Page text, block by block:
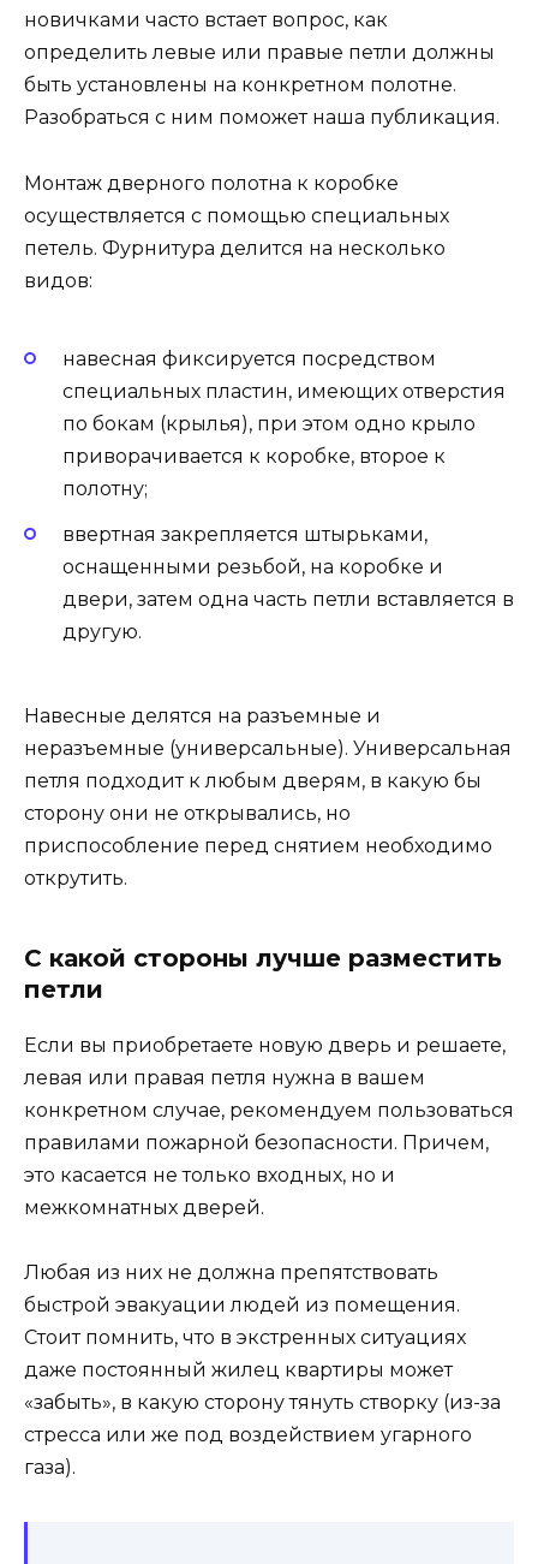
новичками часто встает вопрос, как
определить левые или правые петли должны
быть установлены на конкретном полотне.
Разобраться с ним поможет наша публикация.
Монтаж дверного полотна к коробке
осуществляется с помощью специальных
петель. Фурнитура делится на несколько
видов:
навесная фиксируется посредством
специальных пластин, имеющих отверстия
по бокам (крылья), при этом одно крыло
приворачивается к коробке, второе к
полотну;
ввертная закрепляется штырьками,
оснащенными резьбой, на коробке и
двери, затем одна часть петли вставляется в
другую.
Навесные делятся на разъемные и
неразъемные (универсальные). Универсальная
петля подходит к любым дверям, в какую бы
сторону они не открывались, но
приспособление перед снятием необходимо
открутить.
С какой стороны лучше разместить
петли
Если вы приобретаете новую дверь и решаете,
левая или правая петля нужна в вашем
конкретном случае, рекомендуем пользоваться
правилами пожарной безопасности. Причем,
это касается не только входных, но и
межкомнатных дверей.
Любая из них не должна препятствовать
быстрой эвакуации людей из помещения.
Стоит помнить, что в экстренных ситуациях
даже постоянный жилец квартиры может
«забыть», в какую сторону тянуть створку (из-за
стресса или же под воздействием угарного
газа).